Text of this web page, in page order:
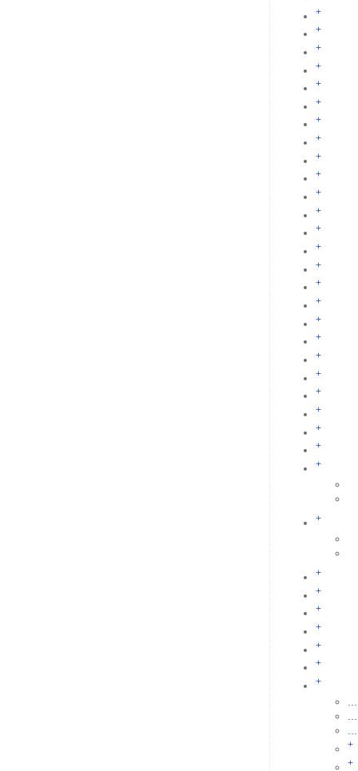
+
+
+
+
+
+
+
+
+
+
+
+
+
+
+
+
+
+
+
+
+
+
+
+
+
+
+
+
+
+
+
+
+
+
...
...
...
+
+